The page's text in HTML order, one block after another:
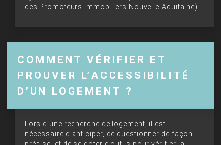
des Promoteurs Immobiliers Nouvelle-Aquitaine).
COMMENT VÉRIFIER ET
PROUVER L’ACCESSIBILITÉ
D’UN LOGEMENT ?
Lors d’une recherche de logement, il est
nécessaire d’anticiper, de questionner de façon